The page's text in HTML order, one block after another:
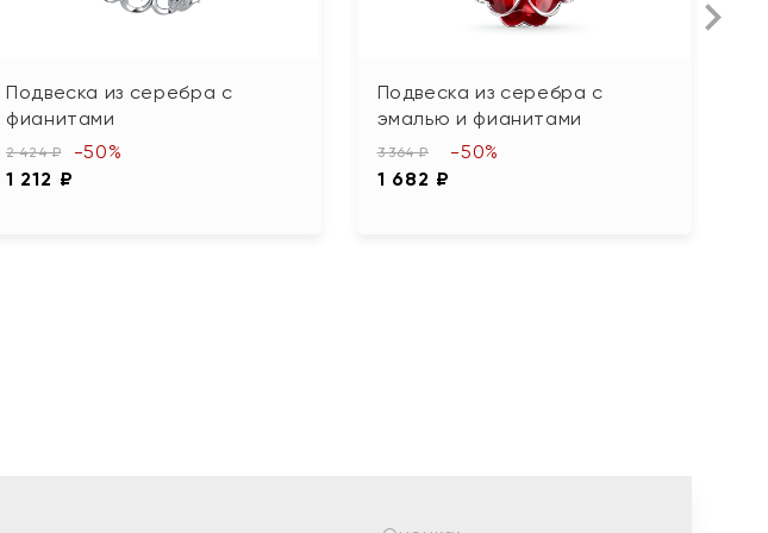
Подвеска из серебра с
фианитами
2 424 ₽
1 212 ₽
-50%
Подвеска из серебра с
эмалью и фианитами
3 364 ₽
1 682 ₽
-50%